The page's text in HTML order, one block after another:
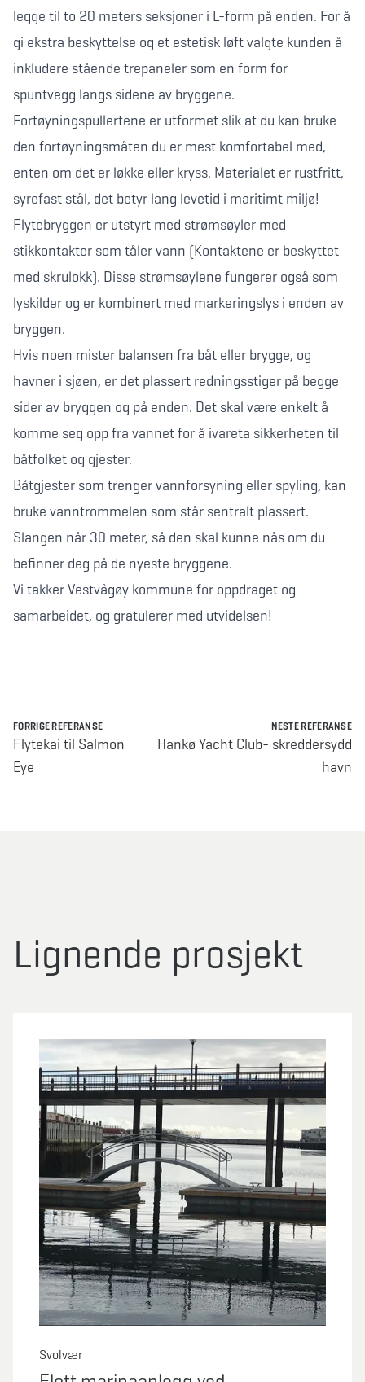
legge til to 20 meters seksjoner i L-form på enden. For å
gi ekstra beskyttelse og et estetisk løft valgte kunden å
inkludere stående trepaneler som en form for
spuntvegg langs sidene av bryggene.
Fortøyningspullertene er utformet slik at du kan bruke
den fortøyningsmåten du er mest komfortabel med,
enten om det er løkke eller kryss. Materialet er rustfritt,
syrefast stål, det betyr lang levetid i maritimt miljø!
Flytebryggen er utstyrt med strømsøyler med
stikkontakter som tåler vann (Kontaktene er beskyttet
med skrulokk). Disse strømsøylene fungerer også som
lyskilder og er kombinert med markeringslys i enden av
bryggen.
Hvis noen mister balansen fra båt eller brygge, og
havner i sjøen, er det plassert redningsstiger på begge
sider av bryggen og på enden. Det skal være enkelt å
komme seg opp fra vannet for å ivareta sikkerheten til
båtfolket og gjester.
Båtgjester som trenger vannforsyning eller spyling, kan
bruke vanntrommelen som står sentralt plassert.
Slangen når 30 meter, så den skal kunne nås om du
befinner deg på de nyeste bryggene.
Vi takker Vestvågøy kommune for oppdraget og
samarbeidet, og gratulerer med utvidelsen!
FORRIGE REFERANSE
Flytekai til Salmon
Eye
NESTE REFERANSE
Hankø Yacht Club- skreddersydd
havn
Lignende prosjekt
Svolvær